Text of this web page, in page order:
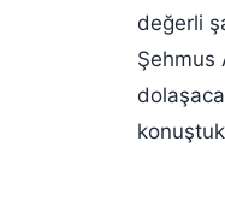
değerli
Şehmus